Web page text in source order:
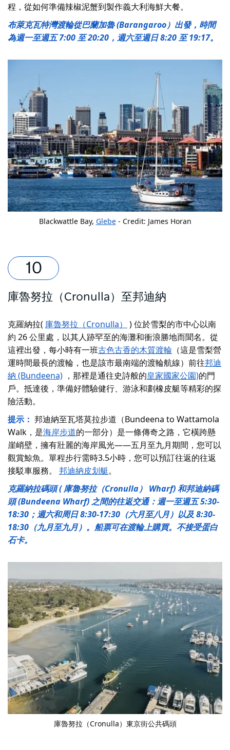
程，從如何準備辣椒泥蟹到製作義大利海鮮大餐。
布萊克瓦特灣渡輪從巴蘭加魯 (Barangaroo）出發，時間
為週一至週五 7:00 至 20:20，週六至週日 8:20 至 19:17。
Blackwattle Bay, Glebe- Credit: James Horan
庫魯努拉（Cronulla）至邦迪納
克羅納拉( 庫魯努拉（Cronulla）
) 位於雪梨的市中心以南
約 26 公里處，以其人跡罕至的海灘和衝浪勝地而聞名。從
這裡出發，每小時有一班古色古香的木質渡輪 （這是雪梨營
運時間最長的渡輪，也是該市最南端的渡輪航線）前往邦迪
納 (Bundeena) ，那裡是通往史詩般的皇家國家公園)的門
戶。抵達後，準備好體驗健行、游泳和劃橡皮艇等精彩的探
險活動。
提示： 邦迪納至瓦塔莫拉步道（Bundeena to Wattamola
Walk，是海岸步道的一部分）是一條傳奇之路，它橫跨懸
崖峭壁，擁有壯麗的海岸風光——五月至九月期間，您可以
觀賞鯨魚。單程步行需時3.5小時，您可以預訂往返的往返
接駁車服務。 邦迪納皮划艇。
克羅納拉碼頭 ( 庫魯努拉（Cronulla） Wharf) 和邦迪納碼
頭 (Bundeena Wharf) 之間的往返交通：週一至週五 5:30-
18:30；週六和周日 8:30-17:30（六月至八月）以及 8:30-
18:30（九月至九月）。船票可在渡輪上購買。不接受蛋白
石卡。
庫魯努拉（Cronulla）東京街公共碼頭